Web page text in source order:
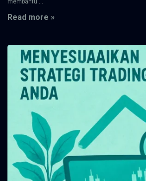
membantu ...
Read more »